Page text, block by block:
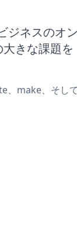
ジネスのオン
きな課題を
、make、そして